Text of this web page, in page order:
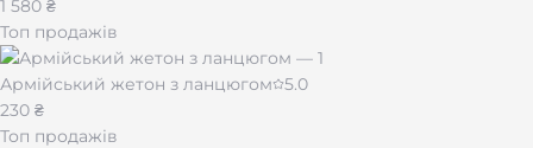
1 580 ₴
Топ продажів
Армійський жетон з ланцюгом
5.0
230 ₴
Топ продажів